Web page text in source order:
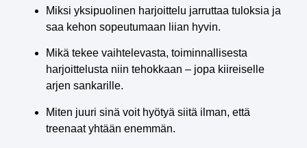
Miksi yksipuolinen harjoittelu jarruttaa tuloksia ja
saa kehon sopeutumaan liian hyvin.
Mikä tekee vaihtelevasta, toiminnallisesta
harjoittelusta niin tehokkaan – jopa kiireiselle
arjen sankarille.
Miten juuri sinä voit hyötyä siitä ilman, että
treenaat yhtään enemmän.